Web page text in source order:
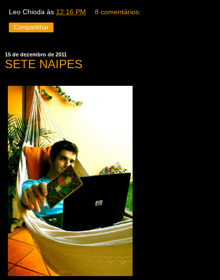
Leo Chioda às 12:16 PM 8 comentários:
Compartilhar
15 de dezembro de 2011
SETE NAIPES